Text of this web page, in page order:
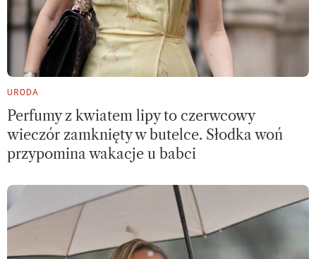
URODA
Perfumy z kwiatem lipy to czerwcowy
wieczór zamknięty w butelce. Słodka woń
przypomina wakacje u babci